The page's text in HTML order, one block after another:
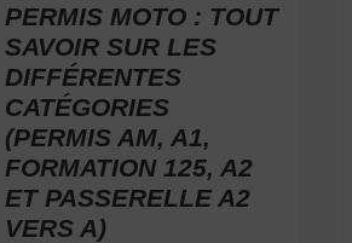
PERMIS MOTO : TOUT
SAVOIR SUR LES
DIFFÉRENTES
CATÉGORIES
(PERMIS AM, A1,
FORMATION 125, A2
ET PASSERELLE A2
VERS A)